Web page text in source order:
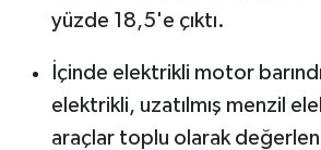
yüzde 18,5'e çıktı.
İçinde elektrikli motor
elektrikli, uzatılmış menzil
araçlar toplu olarak